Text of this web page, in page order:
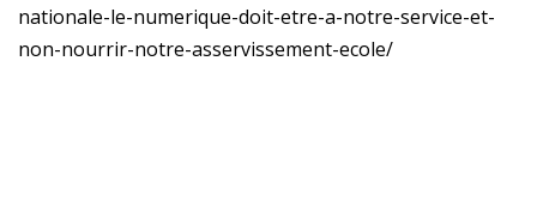
nationale-le-numerique-doit-etre-a-notre-service-et-
non-nourrir-notre-asservissement-ecole/